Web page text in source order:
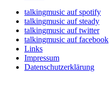
talkingmusic auf spotify
talkingmusic auf steady
talkingmusic auf twitter
talkingmusic auf facebook
Links
Impressum
Datenschutzerklärung